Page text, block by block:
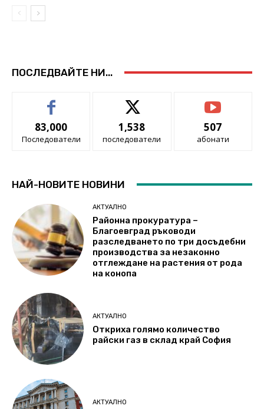
ПОСЛЕДВАЙТЕ НИ...
83,000
Последователи
1,538
последователи
507
абонати
НАЙ-НОВИТЕ НОВИНИ
АКТУАЛНО
Районна прокуратура –
Благоевград ръководи
разследването по три досъдебни
производства за незаконно
отглеждане на растения от рода
на конопа
АКТУАЛНО
Откриха голямо количество
райски газ в склад край София
АКТУАЛНО